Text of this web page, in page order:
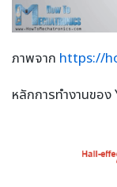
ภาพจาก https://
หลักการทำงานขอ